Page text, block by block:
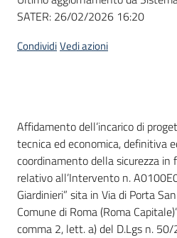
SATER: 26/02/2026 16:20
CondividiVedi azioni
Dati del bando
Affidamento dell’incarico di
tecnica ed economica, definitiva
coordinamento della sicurezza in
relativo all’Intervento n.
Giardinieri” sita in Via di Porta
Comune di Roma (Roma
comma 2, lett. a) del D.Lgs n.